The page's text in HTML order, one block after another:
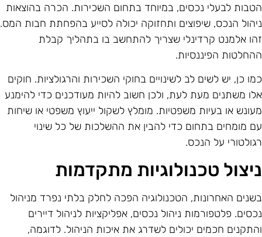
לבעלי נכסים, במיוחד בתחום השכירות. הכרה בהוצאות
הנכס, שיפוצים ותחזוקה יכולה לסייע בהפחתת חבות המס.
אלמנט קרדינלי שצריך להתחשב בו בתהליך קבלת
הפיננסיות.
כן, יש לשים לב לשינויים בחוקי השכירות והרגולציות. חוקים
משתנים מעת לעת, ולכן חשוב להיות מעודכנים כדי להימנע
או בעיות משפטיות. מומלץ לשקול ייעוץ משפטי או שיחות
מומחים בתחום כדי להבין את ההשלכות של כל שינוי
על הנכס.
טכנולוגיות מתקדמות
האחרונות, הטכנולוגיה הפכה לחלק בלתי נפרד מניהול
פלטפורמות ניהול נכסים, אפליקציות לניהול דיירים
חכמים יכולים לשדרג את איכות הניהול. לדוגמה,